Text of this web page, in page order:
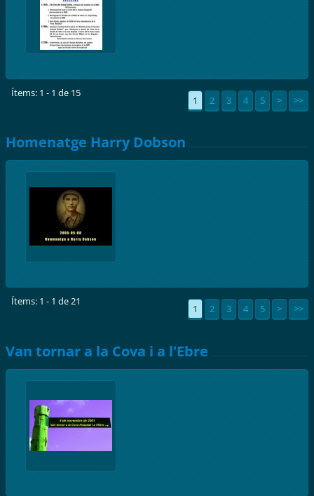
Ítems: 1 - 1 de 15
1 2 3 4 5 > >>
Homenatge Harry Dobson
Ítems: 1 - 1 de 21
1 2 3 4 5 > >>
Van tornar a la Cova i a l'Ebre